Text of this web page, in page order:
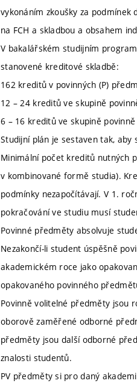
vykonáním zkoušky za
na FCH a skladbou a obsahem
V bakalářském studijním
stanovené kreditové skladbě:
162 kreditů v povinných (P)
12 – 24 kreditů ve skupině
6 – 16 kreditů ve skupině
Studijní plán je sestaven tak,
Minimální počet kreditů nutných
v kombinované formě studia).
podmínky nezapočítávají. V 1.
pokračování ve studiu musí
Povinné předměty absolvuje
Nezakončí-li student úspěšně
akademickém roce jako
opakovaného povinného
Povinně volitelné předměty jsou
oborově zaměřené odborné
předměty jsou další odborné
znalosti studentů.
PV předměty si pro daný